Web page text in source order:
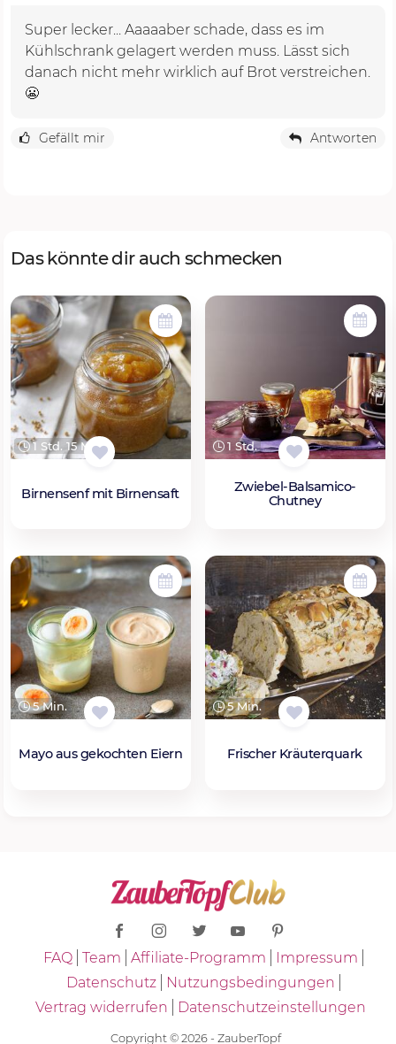
Super lecker... Aaaaaber schade, dass es im
Kühlschrank gelagert werden muss. Lässt sich
danach nicht mehr wirklich auf Brot verstreichen.
😬
Gefällt mir Antworten
Das könnte dir auch schmecken
1 Std. 15 Min.
Birnensenf mit Birnensaft
1 Std.
Zwiebel-Balsamico-
Chutney
5 Min.
Mayo aus gekochten Eiern
5 Min.
Frischer Kräuterquark
FAQ Team Affiliate-Programm
Impressum
Datenschutz
Nutzungsbedingungen
Vertrag widerrufen
Datenschutzeinstellungen
Copyright © 2026 - ZauberTopf